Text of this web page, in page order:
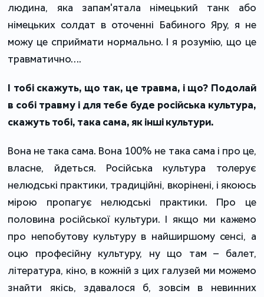
людина, яка запам'ятала німецький танк або
німецьких солдат в оточенні Бабиного Яру, я не
можу це сприймати нормально. І я розумію, що це
травматично….
І тобі скажуть, що так, це травма, і що? Подолай
в собі травму і для тебе буде російська культура,
скажуть тобі, така сама, як інші культури.
Вона не така сама. Вона 100% не така сама і про це,
власне, йдеться. Російська культура толерує
нелюдські практики, традиційні, вкорінені, і якоюсь
мірою пропагує нелюдські практики. Про це
половина російської культури. І якщо ми кажемо
про непобутову культуру в найширшому сенсі, а
оцю професійну культуру, ну що там – балет,
література, кіно, в кожній з цих галузей ми можемо
знайти якісь, здавалося б, зовсім в невинних